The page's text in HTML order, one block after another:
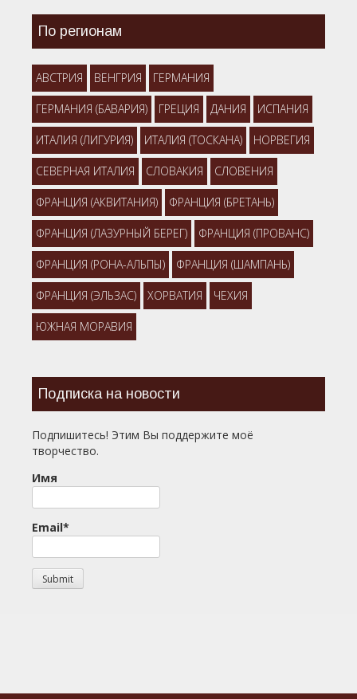
По регионам
АВСТРИЯ ВЕНГРИЯ ГЕРМАНИЯ
ГЕРМАНИЯ (БАВАРИЯ) ГРЕЦИЯ ДАНИЯ ИСПАНИЯ
ИТАЛИЯ (ЛИГУРИЯ) ИТАЛИЯ (ТОСКАНА) НОРВЕГИЯ
СЕВЕРНАЯ ИТАЛИЯ СЛОВАКИЯ СЛОВЕНИЯ
ФРАНЦИЯ (АКВИТАНИЯ) ФРАНЦИЯ (БРЕТАНЬ)
ФРАНЦИЯ (ЛАЗУРНЫЙ БЕРЕГ) ФРАНЦИЯ (ПРОВАНС)
ФРАНЦИЯ (РОНА-АЛЬПЫ) ФРАНЦИЯ (ШАМПАНЬ)
ФРАНЦИЯ (ЭЛЬЗАС) ХОРВАТИЯ ЧЕХИЯ
ЮЖНАЯ МОРАВИЯ
Подписка на новости
Подпишитесь! Этим Вы поддержите моё
творчество.
Имя
Email*